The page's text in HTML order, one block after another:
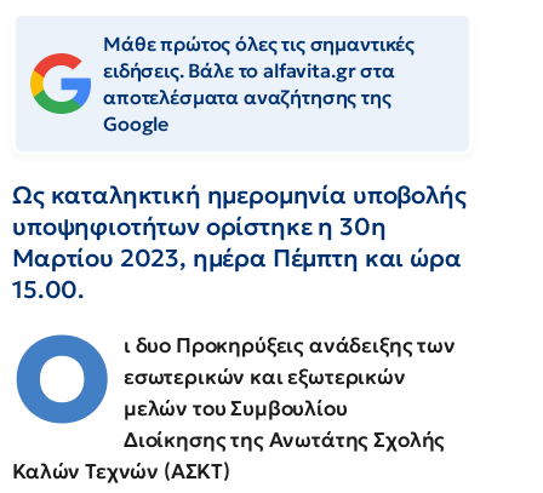
Μάθε πρώτος όλες τις σημαντικές
ειδήσεις. Βάλε το alfavita.gr στα
αποτελέσματα αναζήτησης της
Google
Ως καταληκτική ημερομηνία υποβολής
υποψηφιοτήτων ορίστηκε η 30η
Μαρτίου 2023, ημέρα Πέμπτη και ώρα
15.00.
Ο
ι δυο Προκηρύξεις ανάδειξης των
εσωτερικών και εξωτερικών
μελών του Συμβουλίου
Διοίκησης της Ανωτάτης Σχολής
Καλών Τεχνών (ΑΣΚΤ)